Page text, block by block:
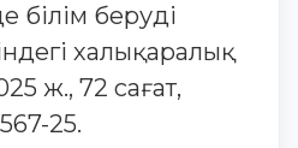
білім беруді
халықаралық
ж., 72 сағат,
25.